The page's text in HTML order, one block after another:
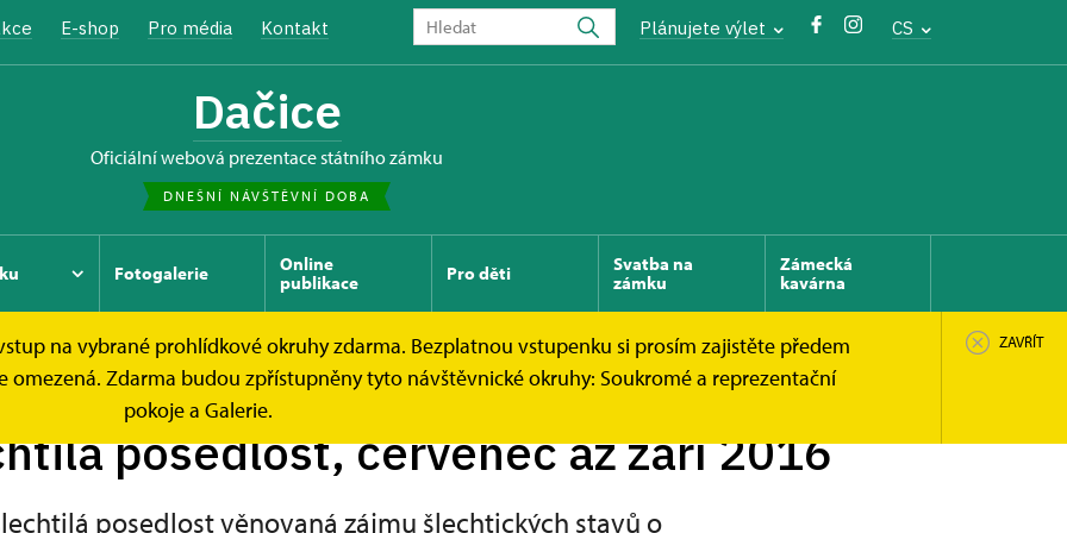
E-shop Pro média Kontakt Plánujete výlet CS
Dačice
oficiální webová prezentace státního zámku
DNEŠNÍ NÁVŠTĚVNÍ DOBA
Fotogalerie
Online
publikace
Pro děti
Svatba na
zámku
Zámecká
kavárna
na vybrané prohlídkové okruhy zdarma. Bezplatnou vstupenku si prosím zajistěte předem
Zdarma budou zpřístupněny tyto návštěvnické okruhy: Soukromé a reprezentační
pokoje a Galerie.
ZAVŘÍT
posedlost, červenec až září 2016
posedlost věnovaná zájmu šlechtických stavů o